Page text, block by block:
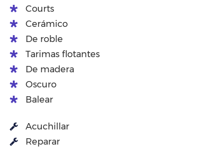
Courts
Cerámico
De roble
Tarimas flotantes
De madera
Oscuro
Balear
Acuchillar
Reparar